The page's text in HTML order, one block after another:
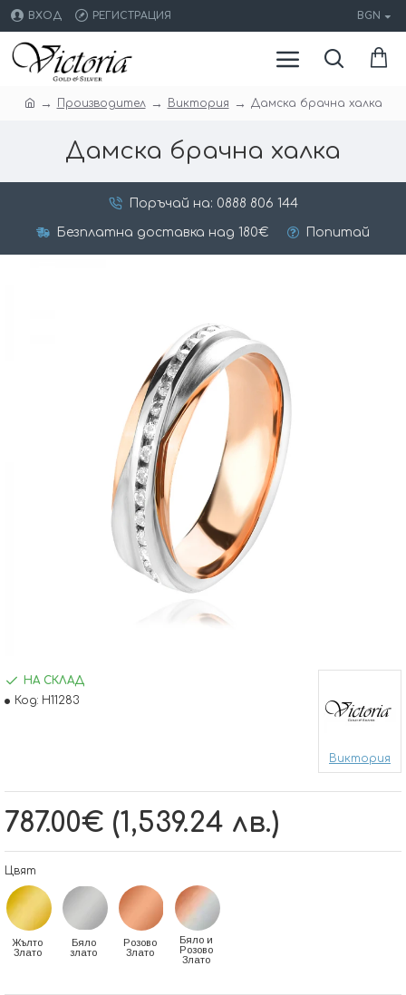
ВХОД РЕГИСТРАЦИЯ BGN
Производител Виктория Дамска брачна халка
Дамска брачна халка
Поръчай на: 0888 806 144
Безплатна доставка над 180€ Попитай
787.00€ (1,539.24 лв.)
НА СКЛАД
Код: H11283
Виктория
Цвят
Жълто
Злато
Бяло
злато
Розово
Злато
Бяло и
Розово
Злато